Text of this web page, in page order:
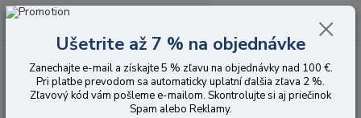
Menu
0,00 EUR
Ušetrite až 7 % na objednávke
Zanechajte e-mail a získajte 5 % zľavu na objednávky nad 100 €.
Pri platbe prevodom sa automaticky uplatní ďalšia zľava 2 %.
Zľavový kód vám pošleme e-mailom. Skontrolujte si aj priečinok
Spam alebo Reklamy.